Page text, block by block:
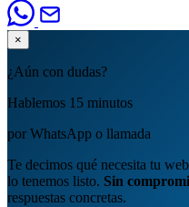
×
¿Aún con dudas?
Hablemos 15 minutos
por WhatsApp o llamada
Te decimos qué necesita tu
lo tenemos listo. Sin
respuestas concretas.